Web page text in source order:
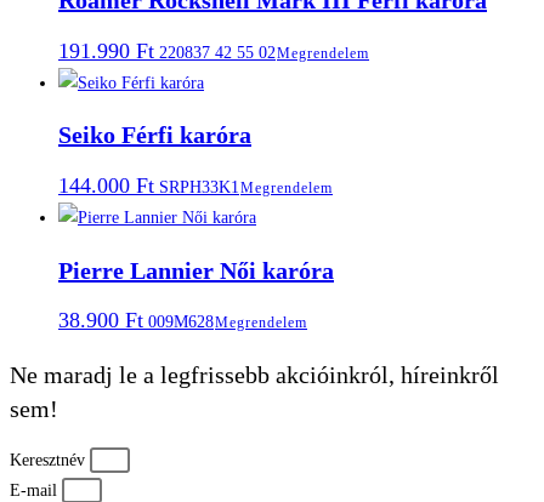
191.990 Ft 220837 42 55 02Megrendelem
Seiko Férfi karóra
144.000 Ft SRPH33K1 Megrendelem
Pierre Lannier Női karóra
38.900 Ft 009M628Megrendelem
Ne maradj le a legfrissebb akcióinkról, híreinkről
sem!
Keresztnév
E-mail